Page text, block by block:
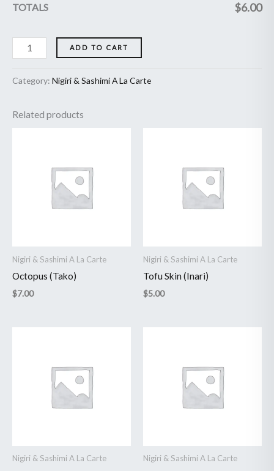
TOTALS $6.00
ADD TO CART
Category: Nigiri & Sashimi A La Carte
Related products
Nigiri & Sashimi A La Carte
Octopus (Tako)
$7.00
Nigiri & Sashimi A La Carte
Tofu Skin (Inari)
$5.00
Nigiri & Sashimi A La Carte Nigiri & Sashimi A La Carte